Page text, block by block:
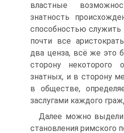
властные
знатность
способностью служить
почти все
два ценза, всё же это
сторону некоторого
знатных, и в сторону
в обществе,
заслугами каждого
Далее можно
становления римского